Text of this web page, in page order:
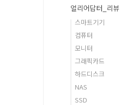
얼리어답터_리뷰
스마트기기
컴퓨터
모니터
그래픽카드
하드디스크
NAS
SSD